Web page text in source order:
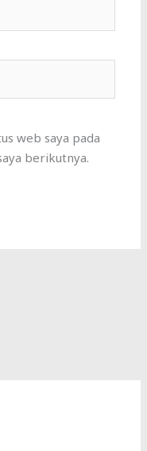
web saya pada
berikutnya.